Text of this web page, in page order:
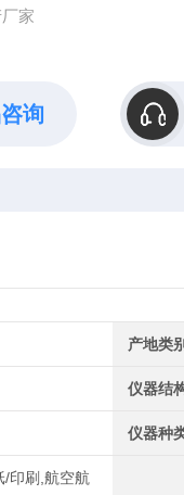
家
询
产地类别
仪器结
仪器种
/印刷,航空航